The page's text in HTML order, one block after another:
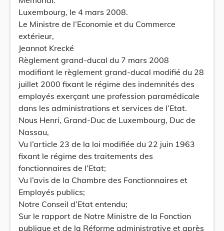
Luxembourg, le 4 mars 2008.
Le Ministre de l’Economie et du Commerce
extérieur,
Jeannot Krecké
Règlement grand-ducal du 7 mars 2008
modifiant le règlement grand-ducal modifié du 28
juillet 2000 fixant le régime des indemnités des
employés exerçant une profession paramédicale
dans les administrations et services de l’Etat.
Nous Henri, Grand-Duc de Luxembourg, Duc de
Nassau,
Vu l’article 23 de la loi modifiée du 22 juin 1963
fixant le régime des traitements des
fonctionnaires de l’Etat;
Vu l’avis de la Chambre des Fonctionnaires et
Employés publics;
Notre Conseil d’Etat entendu;
Sur le rapport de Notre Ministre de la Fonction
publique et de la Réforme administrative et après